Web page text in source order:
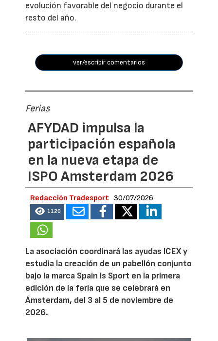
evolución favorable del negocio durante el
resto del año.
ver/escribir comentarios
Ferias
AFYDAD impulsa la
participación española
en la nueva etapa de
ISPO Amsterdam 2026
Redacción Tradesport 30/07/2026
1120
La asociación coordinará las ayudas ICEX y
estudia la creación de un pabellón conjunto
bajo la marca Spain Is Sport en la primera
edición de la feria que se celebrará en
Ámsterdam, del 3 al 5 de noviembre de
2026.